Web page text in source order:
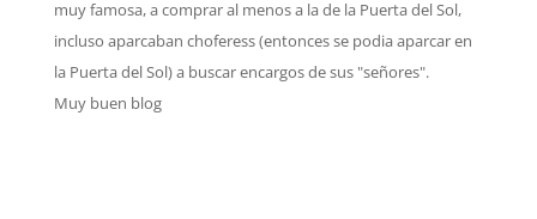
muy famosa, a comprar al menos a la de la Puerta del Sol,
incluso aparcaban choferess (entonces se podia aparcar en
la Puerta del Sol) a buscar encargos de sus "señores".
Muy buen blog